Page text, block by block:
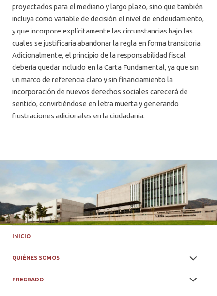
proyectados para el mediano y largo plazo, sino que también
incluya como variable de decisión el nivel de endeudamiento,
y que incorpore explícitamente las circunstancias bajo las
cuales se justificaría abandonar la regla en forma transitoria.
Adicionalmente, el principio de la responsabilidad fiscal
debería quedar incluido en la Carta Fundamental, ya que sin
un marco de referencia claro y sin financiamiento la
incorporación de nuevos derechos sociales carecerá de
sentido, convirtiéndose en letra muerta y generando
frustraciones adicionales en la ciudadanía.
INICIO
QUIÉNES SOMOS
PREGRADO